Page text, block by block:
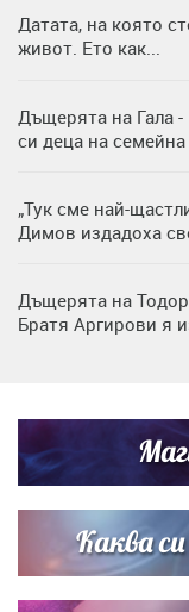
Датата, на която
живот. Ето как...
Дъщерята на Гала
си деца на
„Тук сме най-
Димов издадоха
Дъщерята на
Братя Аргирови я
Списъкът е ясен:
сватбата на
Каква